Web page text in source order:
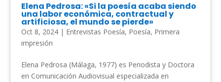
Elena Pedrosa: «Si la poesía acaba siendo
una labor económica, contractual y
artificiosa, el mundo se pierde»
Oct 8, 2024| Entrevistas Poesía, Poesía, Primera
impresión
Elena Pedrosa (Málaga, 1977) es Periodista y Doctora
en Comunicación Audiovisual especializada en